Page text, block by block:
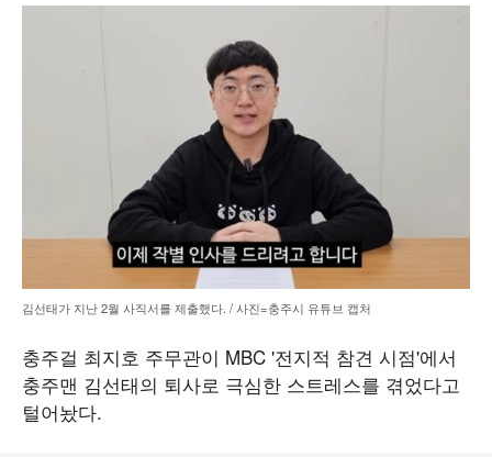
김선태가 지난 2월 사직서를 제출했다. / 사진=충주시 유튜브 캡처
충주걸 최지호 주무관이 MBC '전지적 참견 시점'에서
충주맨 김선태의 퇴사로 극심한 스트레스를 겪었다고
털어놨다.